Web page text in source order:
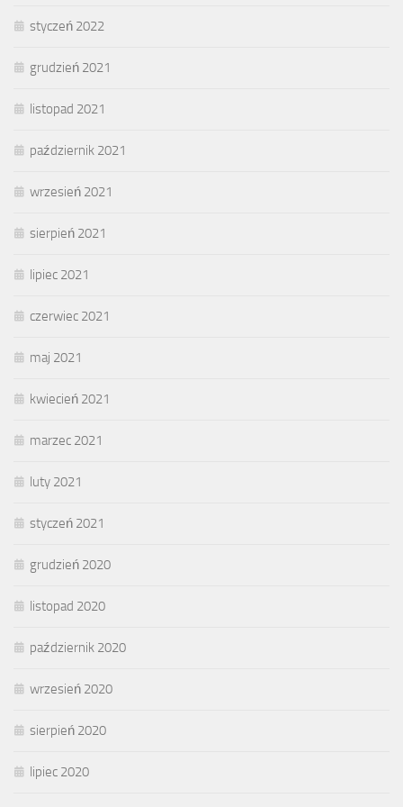
styczeń 2022
grudzień 2021
listopad 2021
październik 2021
wrzesień 2021
sierpień 2021
lipiec 2021
czerwiec 2021
maj 2021
kwiecień 2021
marzec 2021
luty 2021
styczeń 2021
grudzień 2020
listopad 2020
październik 2020
wrzesień 2020
sierpień 2020
lipiec 2020